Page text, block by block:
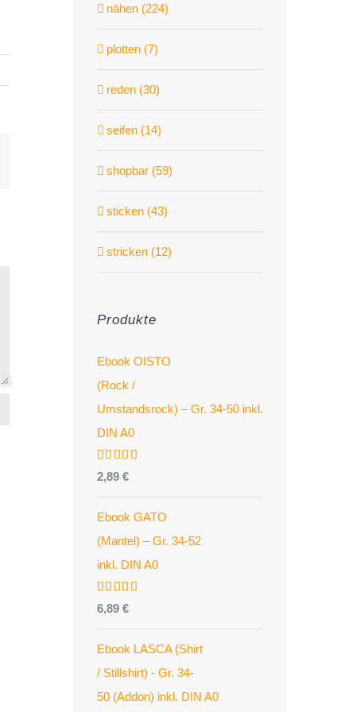
nähen (224)
plotten (7)
reden (30)
seifen (14)
shopbar (59)
sticken (43)
stricken (12)
Produkte
Ebook OISTO
(Rock /
Umstandsrock) – Gr. 34-50 inkl.
DIN A0
Bewertet
mit4.96
von 5
2,89 €
Ebook GATO
(Mantel) – Gr. 34-52
inkl. DIN A0
Bewertet
mit5.00
von 5
6,89 €
Ebook LASCA (Shirt
/ Stillshirt) - Gr. 34-
50 (Addon) inkl. DIN A0